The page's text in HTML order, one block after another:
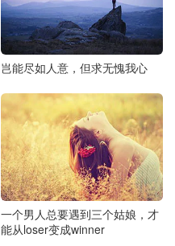
岂能尽如人意，但求无愧我心
一个男人总要遇到三个姑娘，才
能从loser变成winner